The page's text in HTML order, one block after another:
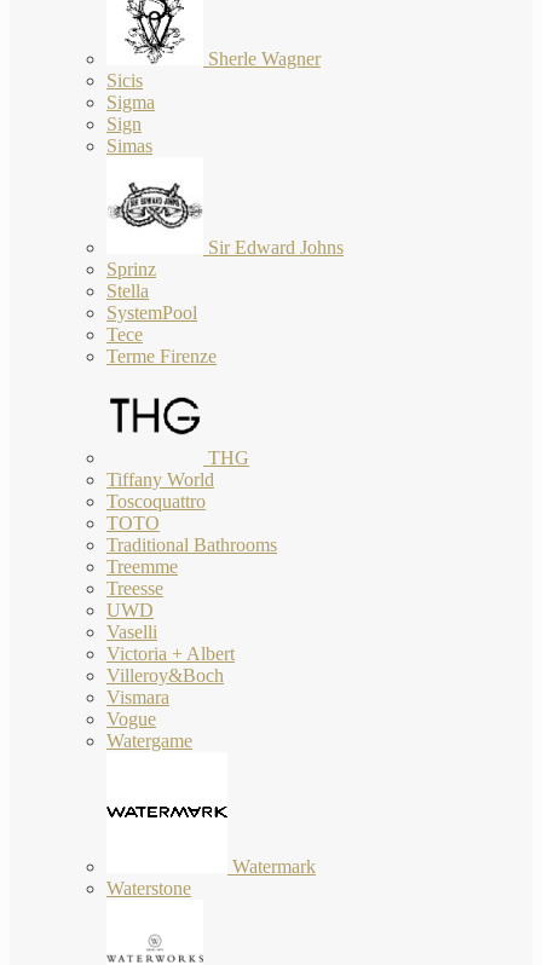
Sherle Wagner
Sicis
Sigma
Sign
Simas
Sir Edward Johns
Sprinz
Stella
SystemPool
Tece
Terme Firenze
THG
Tiffany World
Toscoquattro
TOTO
Traditional Bathrooms
Treemme
Treesse
UWD
Vaselli
Victoria + Albert
Villeroy&Boch
Vismara
Vogue
Watergame
Watermark
Waterstone